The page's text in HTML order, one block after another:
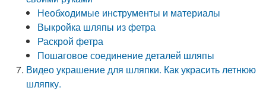
Необходимые инструменты и материалы
Выкройка шляпы из фетра
Раскрой фетра
Пошаговое соединение деталей шляпы
Видео украшение для шляпки. Как украсить летнюю
шляпку.